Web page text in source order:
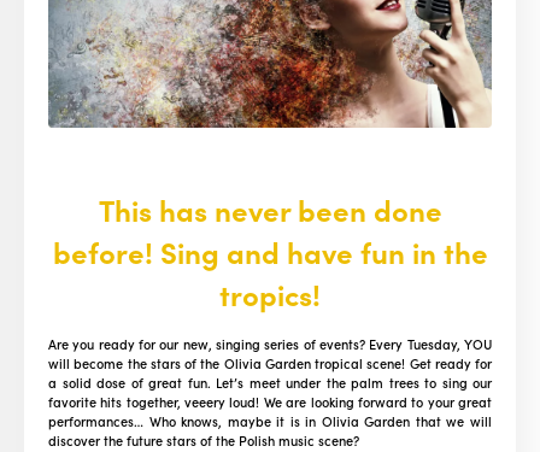
This has never been done
before! Sing and have fun in the
tropics!
Are you ready for our new, singing series of events? Every Tuesday, YOU
will become the stars of the Olivia Garden tropical scene! Get ready for
a solid dose of great fun. Let’s meet under the palm trees to sing our
favorite hits together, veeery loud! We are looking forward to your great
performances… Who knows, maybe it is in Olivia Garden that we will
discover the future stars of the Polish music scene?